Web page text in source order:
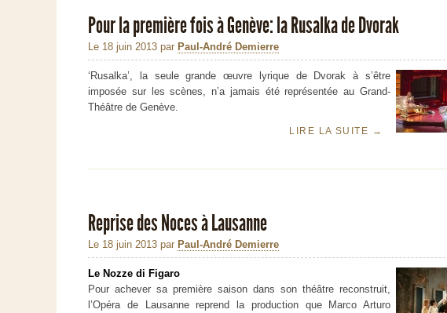
Pour la première fois à Genève: la Rusalka de Dvorak
Le 18 juin 2013 par Paul-André Demierre
‘Rusalka’, la seule grande œuvre lyrique de Dvorak à s’être
imposée sur les scènes, n’a jamais été représentée au Grand-
Théâtre de Genève.
LIRE LA SUITE →
Reprise des Noces à Lausanne
Le 18 juin 2013 par Paul-André Demierre
Le Nozze di Figaro
Pour achever sa première saison dans son théâtre reconstruit,
l’Opéra de Lausanne reprend la production que Marco Arturo